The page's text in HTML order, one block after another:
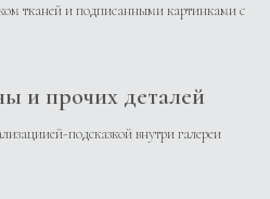
тканей и подписанными картинками с
и прочих деталей
подсказкой внутри галереи